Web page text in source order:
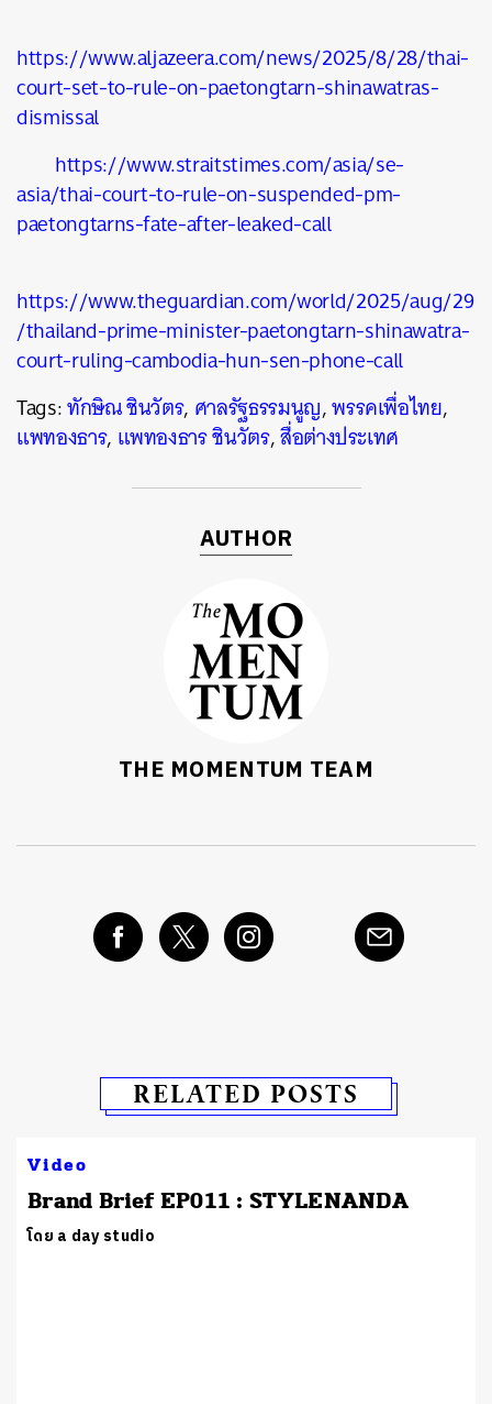
https://www.aljazeera.com/news/2025/8/28/thai-
court-set-to-rule-on-paetongtarn-shinawatras-
dismissal
https://www.straitstimes.com/asia/se-
asia/thai-court-to-rule-on-suspended-pm-
paetongtarns-fate-after-leaked-call
https://www.theguardian.com/world/2025/aug/29
/thailand-prime-minister-paetongtarn-shinawatra-
court-ruling-cambodia-hun-sen-phone-call
Tags:ทักษิณ ชินวัตร, ศาลรัฐธรรมนูญ,พรรคเพื่อไทย,
แพทองธาร, แพทองธาร ชินวัตร,สื่อต่างประเทศ
AUTHOR
THE MOMENTUM TEAM
RELATED POSTS
Video
Brand Brief EP011 : STYLENANDA
โดย a day studio